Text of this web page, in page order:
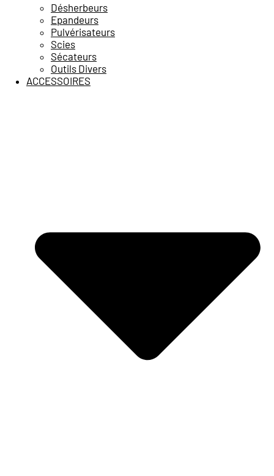
Désherbeurs
Epandeurs
Pulvérisateurs
Scies
Sécateurs
Outils Divers
ACCESSOIRES